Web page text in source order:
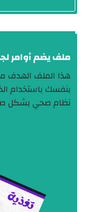
ملف يضم أوامر
هذا الملف الهدف
بنفسك باستخدام
نظام صحي بشكل